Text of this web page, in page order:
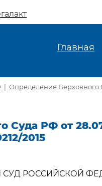
Главная
| Определение Верховного
Суда РФ от
2015
РОССИЙСКОЙ